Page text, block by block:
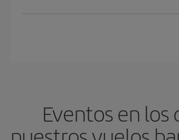
Eventos en los